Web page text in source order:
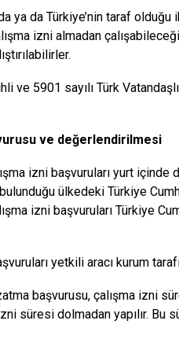
ya da Türkiye’nin taraf
izni almadan
ve 5901 sayılı Türk
ve değerlendirilmesi
izni başvuruları yurt içinde
ülkedeki Türkiye
izni başvuruları Türkiye
yetkili aracı kurum
başvurusu, çalışma izni
süresi dolmadan yapılır. Bu